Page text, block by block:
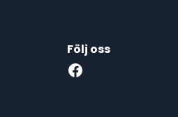
Följ oss
Facebook